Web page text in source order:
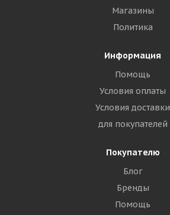
Магазины
Политика
Информация
Помощь
Условия оплаты
Условия доставки
для покупателей
Покупателю
Блог
Бренды
Помощь